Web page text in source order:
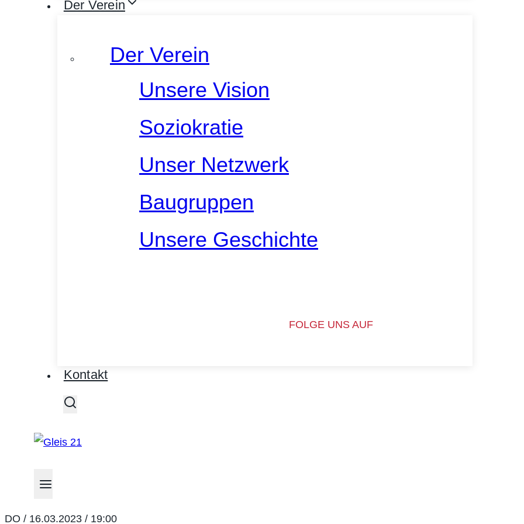
Der Verein
Der Verein
Unsere Vision
Soziokratie
Unser Netzwerk
Baugruppen
Unsere Geschichte
FOLGE UNS AUF
Kontakt
DO / 16.03.2023 / 19:00